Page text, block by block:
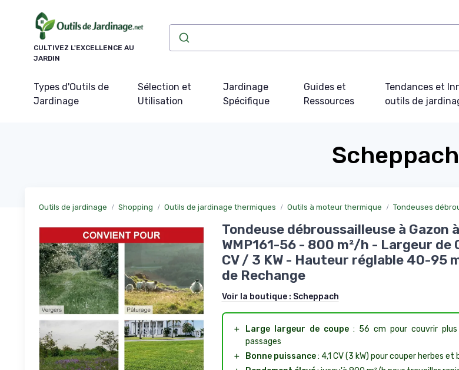
CULTIVEZ L'EXCELLENCE AU
JARDIN
Types d'Outils de
Jardinage
Sélection et
Utilisation
Jardinage
Spécifique
Guides et
Ressources
Tendances et
outils de
Scheppach
Outils de jardinage Shopping Outils de jardinage thermiques Outils à moteur thermique Tondeuses
Tondeuse débroussailleuse à Gazon
WMP161-56 - 800 m²/h - Largeur de
CV / 3 KW - Hauteur réglable 40-95
de Rechange
Voir la boutique : Scheppach
＋ Large largeur de coupe: 56 cm pour couvrir plus
passages
＋
Bonne puissance: 4,1 CV (3 kW) pour couper herbes et